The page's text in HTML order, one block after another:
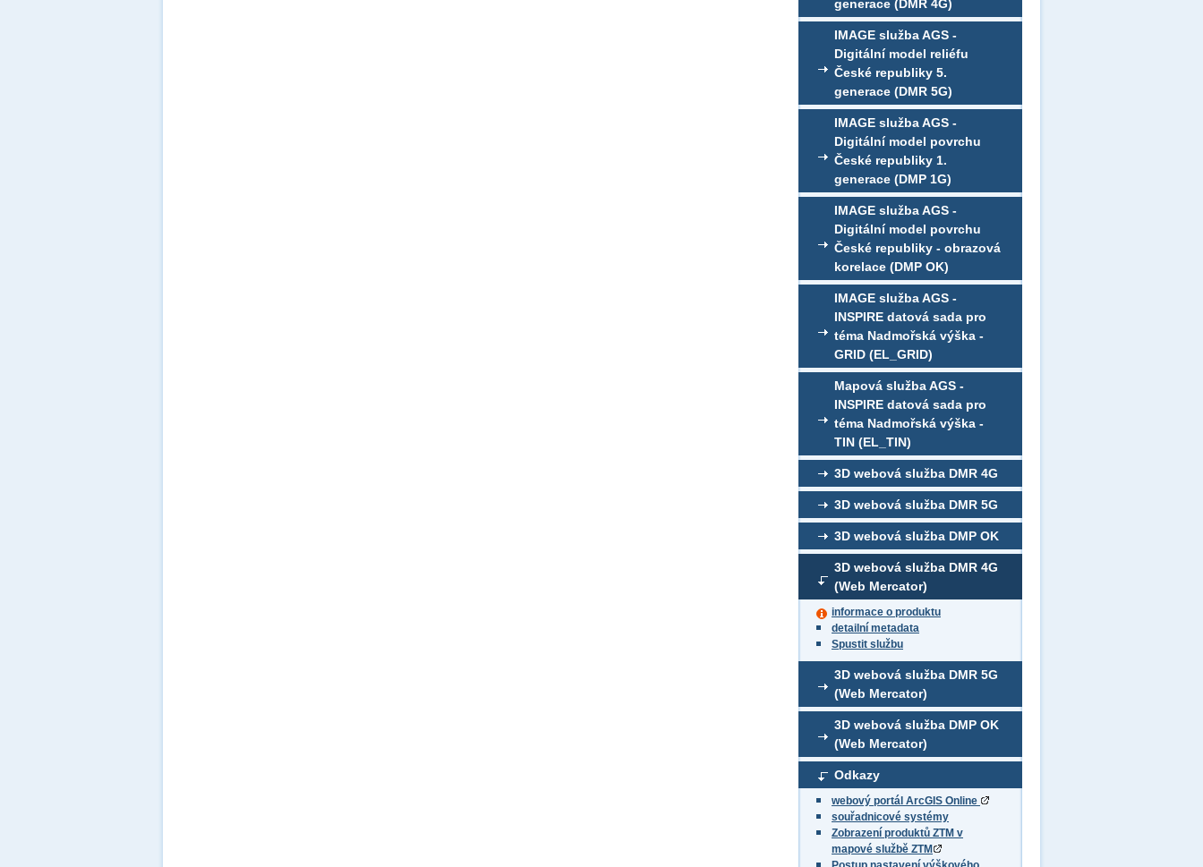
generace (DMR 4G)
IMAGE služba AGS -
Digitální model reliéfu
České republiky 5.
generace (DMR 5G)
IMAGE služba AGS -
Digitální model povrchu
České republiky 1.
generace (DMP 1G)
IMAGE služba AGS -
Digitální model povrchu
České republiky - obrazová
korelace (DMP OK)
IMAGE služba AGS -
INSPIRE datová sada pro
téma Nadmořská výška -
GRID (EL_GRID)
Mapová služba AGS -
INSPIRE datová sada pro
téma Nadmořská výška -
TIN (EL_TIN)
3D webová služba DMR 4G
3D webová služba DMR 5G
3D webová služba DMP OK
3D webová služba DMR 4G
(Web Mercator)
informace o produktu
detailní metadata
Spustit službu
3D webová služba DMR 5G
(Web Mercator)
3D webová služba DMP OK
(Web Mercator)
Odkazy
webový portál ArcGIS Online
souřadnicové systémy
Zobrazení produktů ZTM v
mapové službě ZTM